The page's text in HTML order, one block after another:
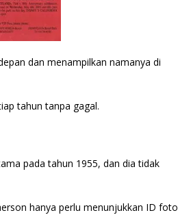
dan menampilkan namanya di
tahun tanpa gagal.
pada tahun 1955, dan dia tidak
hanya perlu menunjukkan ID foto